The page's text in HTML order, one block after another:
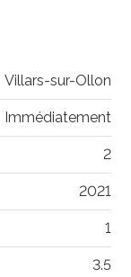
Villars-sur-Ollon
Immédiatement
2
2021
1
3.5